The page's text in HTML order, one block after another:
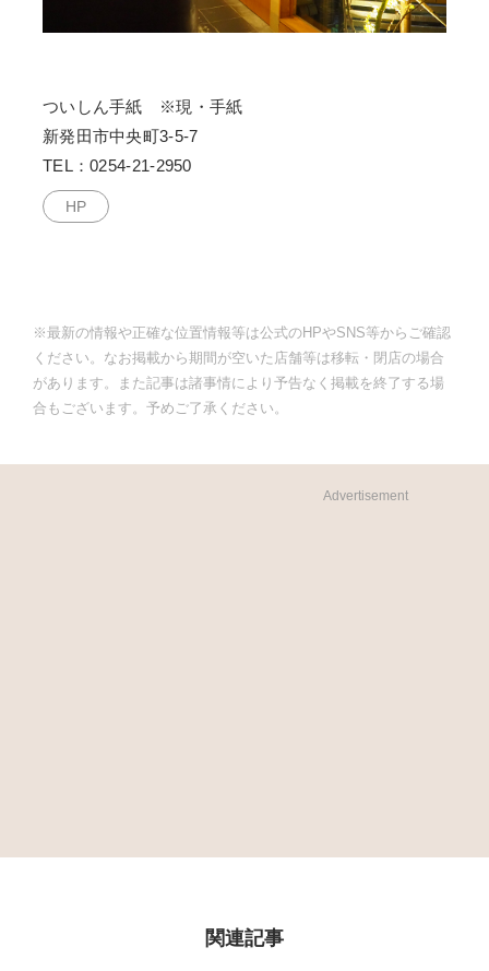
ついしん手紙
※現・手紙
新発田市中央町3-5-7
TEL：0254-21-2950
HP
※最新の情報や正確な位置情報等は公式のHPやSNS等からご確認
ください。なお掲載から期間が空いた店舗等は移転・閉店の場合
があります。また記事は諸事情により予告なく掲載を終了する場
合もございます。予めご了承ください。
Advertisement
関連記事